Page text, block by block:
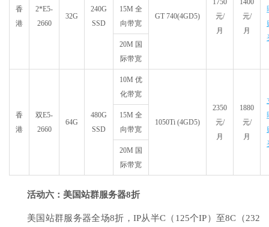
香
港
2*E5-
2660
32G
240G
SSD
GT 740(4GD5)
1750
元/
月
1400
元/
月
15M 全
向带宽
20M 国
际带宽
香
港
双E5-
2660
64G
480G
SSD
10M 优
化带宽
1050Ti (4GD5)
2350
元/
月
1880
元/
月
15M 全
向带宽
20M 国
际带宽
活动六：美国站群服务器8折
美国站群服务器全场8折，IP从半C（125个IP）至8C（232